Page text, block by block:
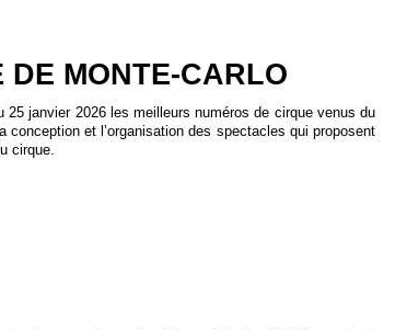
MONTE-CARLO
25 janvier 2026 les meilleurs numéros de cirque venus du
et l’organisation des spectacles qui proposent
cirque.